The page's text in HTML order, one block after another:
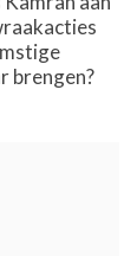
brengen?